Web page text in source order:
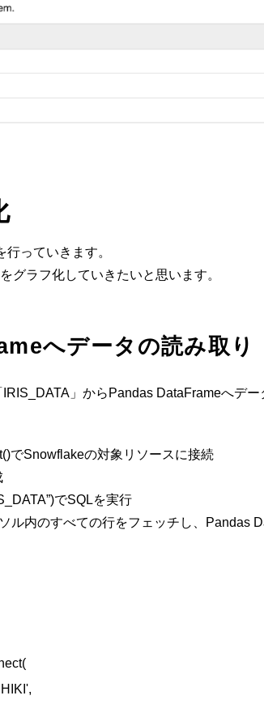
っていきます。
グラフ化していきたいと思います。
へデータの読み取り
」からPandas DataFrameへデ
でSnowflakeの対象リソースに接続
でSQLを実行
ル内のすべての行をフェッチし、Pandas